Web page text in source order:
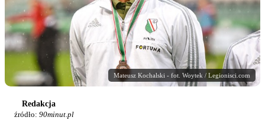
Mateusz Kochalski - fot. Woytek / Legionisci.com
Redakcja
źródło: 90minut.pl